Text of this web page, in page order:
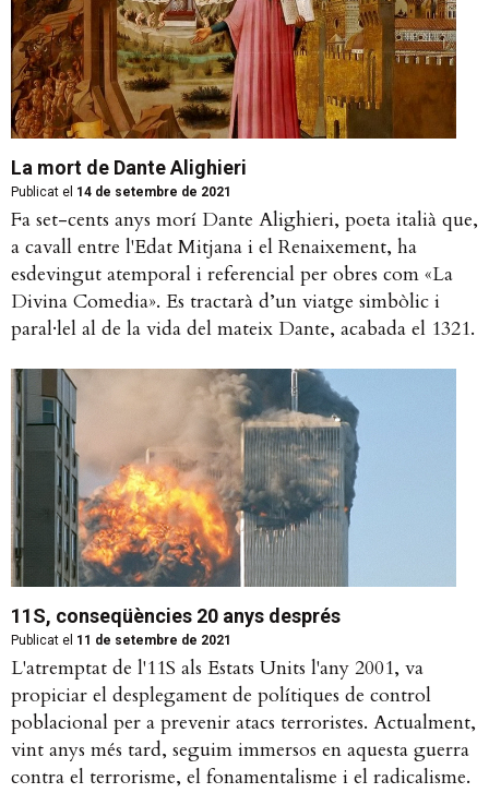
La mort de Dante Alighieri
Publicat el 14 de setembre de 2021
Fa set-cents anys morí Dante Alighieri, poeta italià que,
a cavall entre l'Edat Mitjana i el Renaixement, ha
esdevingut atemporal i referencial per obres com «La
Divina Comedia». Es tractarà d’un viatge simbòlic i
paral·lel al de la vida del mateix Dante, acabada el 1321.
11S, conseqüències 20 anys després
Publicat el 11 de setembre de 2021
L'atremptat de l'11S als Estats Units l'any 2001, va
propiciar el desplegament de polítiques de control
poblacional per a prevenir atacs terroristes. Actualment,
vint anys més tard, seguim immersos en aquesta guerra
contra el terrorisme, el fonamentalisme i el radicalisme.